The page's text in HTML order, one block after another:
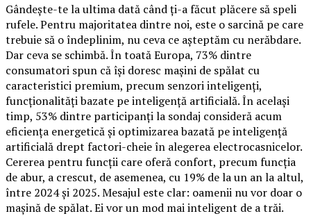
Gândește-te la ultima dată când ți-a făcut plăcere să speli
rufele. Pentru majoritatea dintre noi, este o sarcină pe care
trebuie să o îndeplinim, nu ceva ce așteptăm cu nerăbdare.
Dar ceva se schimbă. În toată Europa, 73% dintre
consumatori spun că își doresc mașini de spălat cu
caracteristici premium, precum senzori inteligenți,
funcționalități bazate pe inteligență artificială. În același
timp, 53% dintre participanți la sondaj consideră acum
eficiența energetică și optimizarea bazată pe inteligență
artificială drept factori-cheie în alegerea electrocasnicelor.
Cererea pentru funcții care oferă confort, precum funcția
de abur, a crescut, de asemenea, cu 19% de la un an la altul,
între 2024 și 2025. Mesajul este clar: oamenii nu vor doar o
mașină de spălat. Ei vor un mod mai inteligent de a trăi.